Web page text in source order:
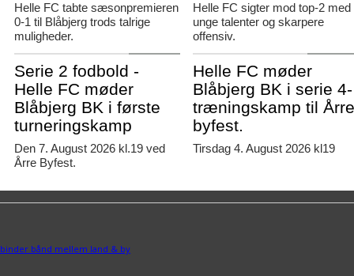
Helle FC tabte sæsonpremieren
0-1 til Blåbjerg trods talrige
muligheder.
Helle FC sigter mod top-2 med
unge talenter og skarpere
offensiv.
Serie 2 fodbold -
Helle FC møder
Blåbjerg BK i første
turneringskamp
Den 7. August 2026 kl.19 ved
Årre Byfest.
Helle FC møder
Blåbjerg BK i serie 4-
træningskamp til
byfest.
Tirsdag 4. August 2026 kl19
binder bånd mellem land & by